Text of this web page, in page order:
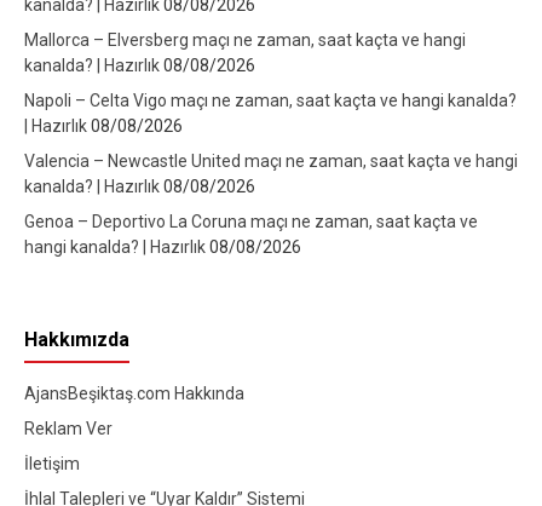
kanalda? | Hazırlık08/08/2026
Mallorca – Elversberg maçı ne zaman, saat kaçta ve hangi
kanalda? | Hazırlık08/08/2026
Napoli – Celta Vigo maçı ne zaman, saat kaçta ve hangi kanalda?
| Hazırlık08/08/2026
Valencia – Newcastle United maçı ne zaman, saat kaçta ve hangi
kanalda? | Hazırlık08/08/2026
Genoa – Deportivo La Coruna maçı ne zaman, saat kaçta ve
hangi kanalda? | Hazırlık08/08/2026
Hakkımızda
AjansBeşiktaş.com Hakkında
Reklam Ver
İletişim
İhlal Talepleri ve “Uyar Kaldır” Sistemi